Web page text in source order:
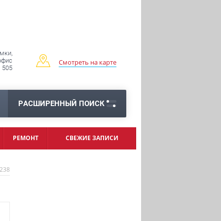
505
Смотреть на карте
РАСШИРЕННЫЙ ПОИСК
РЕМОНТ СВЕЖИЕ ЗАПИСИ